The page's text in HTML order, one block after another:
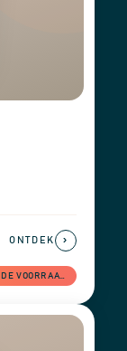
ONTDEK ›